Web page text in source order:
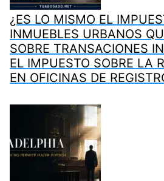
¿ES LO MISMO EL
INMUEBLES URBANOS
SOBRE TRANSACIONES
EL IMPUESTO SOBRE LA
EN OFICINAS DE